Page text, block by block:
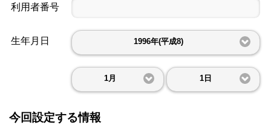
利用者番号
生年月日 1996年(平成8)
1月 1日
今回設定する情報